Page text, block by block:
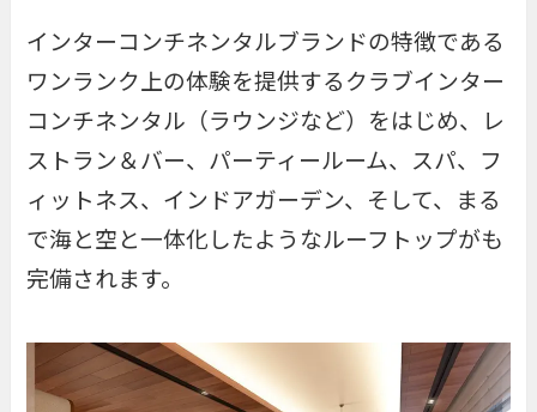
インターコンチネンタルブランドの特徴である
ワンランク上の体験を提供するクラブインター
コンチネンタル（ラウンジなど）をはじめ、レ
ストラン＆バー、パーティールーム、スパ、フ
ィットネス、インドアガーデン、そして、まる
で海と空と一体化したようなルーフトップがも
完備されます。